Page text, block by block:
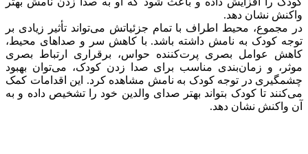
واکنش نشان دهد.
در مجموع، محیط اطراف با تمام جزئیاتش می‌تواند تأثیر زیادی بر
توجه کودک به نامش داشته باشد. با کاهش سر و صداهای محیط،
کاهش عوامل بصری پرت‌کننده حواس، برقراری ارتباط بصری
موثر، و زمان‌بندی مناسب برای صدا زدن کودک، می‌توان بهبود
چشمگیری در توجه کودک به نامش مشاهده کرد. این اقدامات کمک
می‌کنند تا کودک بتواند بهتر صدای والدین خود را تشخیص داده و به
آن واکنش نشان دهد.